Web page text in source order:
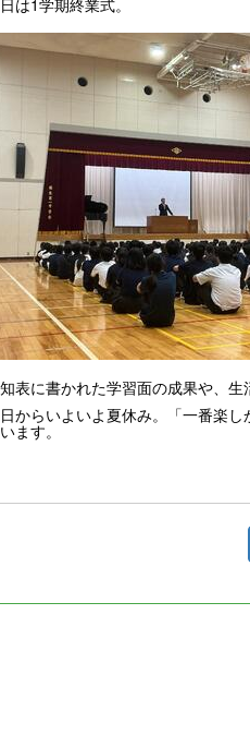
表に書かれた学習面の成果や、生
からいよいよ夏休み。「一番楽
ます。